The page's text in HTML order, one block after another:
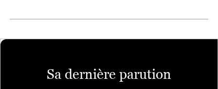
Sa dernière parution